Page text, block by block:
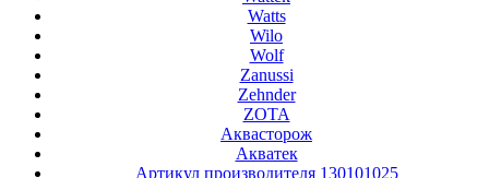
Watts
Wilo
Wolf
Zanussi
Zehnder
ZOTA
Аквасторож
Акватек
Артикул производителя 130101025